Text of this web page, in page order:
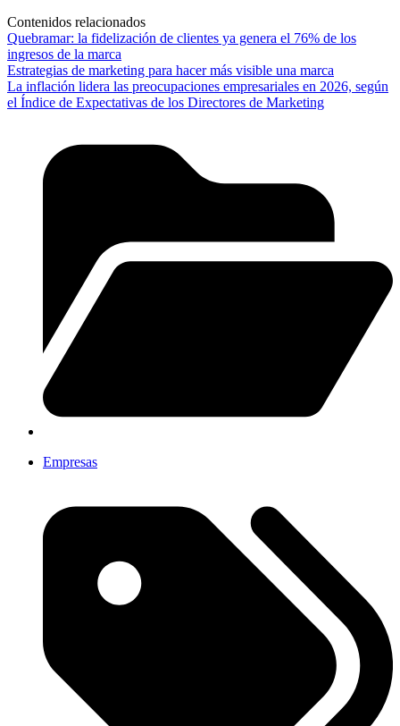
Contenidos relacionados
Quebramar: la fidelización de clientes ya genera el 76% de los
ingresos de la marca
Estrategias de marketing para hacer más visible una marca
La inflación lidera las preocupaciones empresariales en 2026, según
el Índice de Expectativas de los Directores de Marketing
Empresas